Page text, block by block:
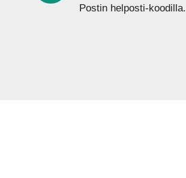
Postin helposti-koodilla.